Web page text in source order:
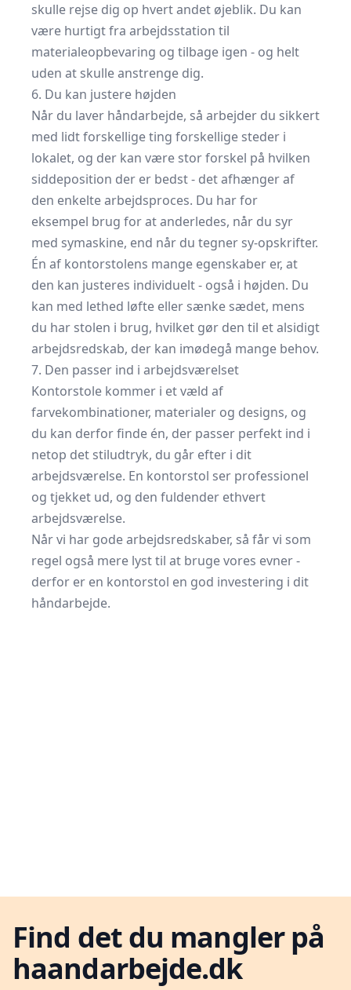
skulle rejse dig op hvert andet øjeblik. Du kan
være hurtigt fra arbejdsstation til
materialeopbevaring og tilbage igen - og helt
uden at skulle anstrenge dig.
6. Du kan justere højden
Når du laver håndarbejde, så arbejder du sikkert
med lidt forskellige ting forskellige steder i
lokalet, og der kan være stor forskel på hvilken
siddeposition der er bedst - det afhænger af
den enkelte arbejdsproces. Du har for
eksempel brug for at anderledes, når du syr
med symaskine, end når du tegner sy-opskrifter.
Én af kontorstolens mange egenskaber er, at
den kan justeres individuelt - også i højden. Du
kan med lethed løfte eller sænke sædet, mens
du har stolen i brug, hvilket gør den til et alsidigt
arbejdsredskab, der kan imødegå mange behov.
7. Den passer ind i arbejdsværelset
Kontorstole kommer i et væld af
farvekombinationer, materialer og designs, og
du kan derfor finde én, der passer perfekt ind i
netop det stiludtryk, du går efter i dit
arbejdsværelse. En kontorstol ser professionel
og tjekket ud, og den fuldender ethvert
arbejdsværelse.
Når vi har gode arbejdsredskaber, så får vi som
regel også mere lyst til at bruge vores evner -
derfor er en kontorstol en god investering i dit
håndarbejde.
Find det du mangler på
haandarbejde.dk